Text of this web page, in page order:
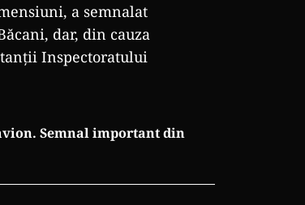
a semnalat
ăcani, dar, din cauza
Inspectoratului
Semnal important din